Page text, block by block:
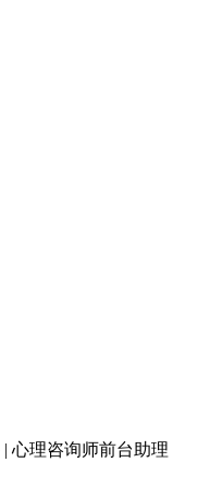
| 心理咨询师前台助理